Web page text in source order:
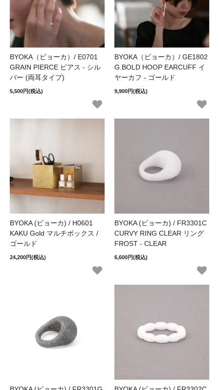
BYOKA（ビョーカ）/ E0701
GRAIN PIERCE ピアス - シル
バー (両耳タイプ)
5,500円(税込)
BYOKA（ビョーカ）/ GE1802
G.BOLD HOOP EARCUFF イ
ヤーカフ - ゴールド
9,900円(税込)
BYOKA (ビョーカ) / H0601
KAKU Gold マルチボックス /
ゴールド
24,200円(税込)
BYOKA (ビョーカ) / FR3301C
CURVY RING CLEAR リング
FROST - CLEAR
6,600円(税込)